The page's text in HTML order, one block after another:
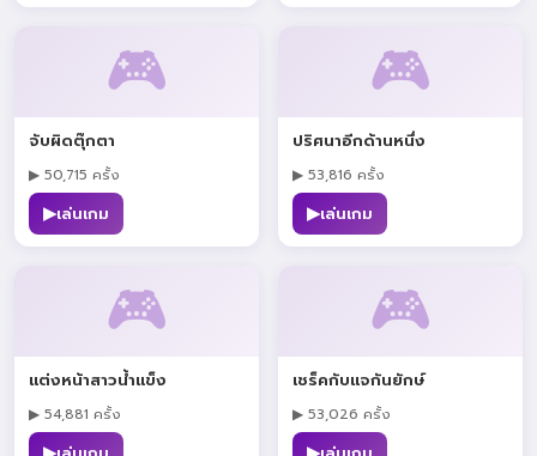
🎮
จับผิดตุ๊กตา
▶ 50,715 ครั้ง
▶เล่นเกม
🎮
ปริศนาอีกด้านหนึ่ง
▶ 53,816 ครั้ง
▶เล่นเกม
🎮
แต่งหน้าสาวน้ำแข็ง
▶ 54,881 ครั้ง
🎮
เชร็คกับแจกันยักษ์
▶ 53,026 ครั้ง